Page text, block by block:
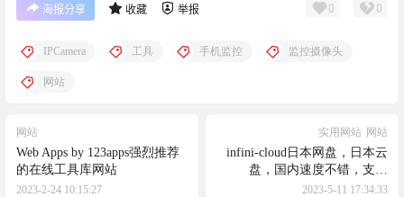
海报分享 收藏 举报 0 0
IPCamera 工具 手机监控 监控摄像头
网站
网站
Web Apps by 123apps强烈推荐
的在线工具库网站
2023-2-24 10:15:27
实用网站 网站
infini-cloud日本网盘，日本云
盘，国内速度不错，支持
webdav
2023-5-11 17:34:33